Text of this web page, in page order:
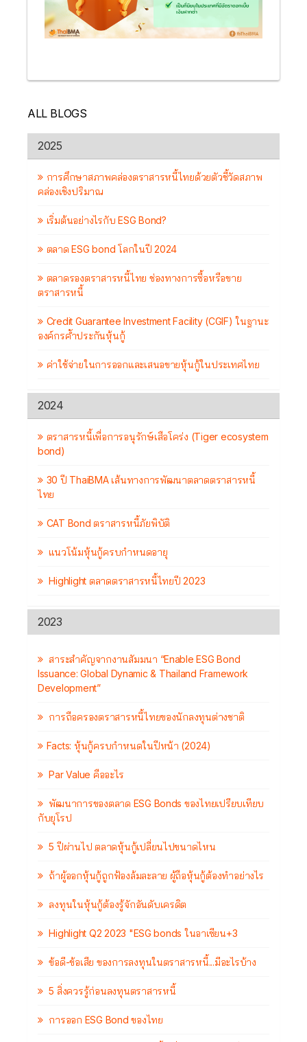
ALL BLOGS
2025
การศึกษาสภาพคล่องตราสารหนี้ไทยด้วยตัวชี้วัดสภาพ
คล่องเชิงปริมาณ
เริ่มต้นอย่างไรกับ ESG Bond?
ตลาด ESG bond โลกในปี 2024
ตลาดรองตราสารหนี้ไทย ช่องทางการซื้อหรือขาย
ตราสารหนี้
Credit Guarantee Investment Facility (CGIF) ในฐานะ
องค์กรค้ำประกันหุ้นกู้
ค่าใช้จ่ายในการออกและเสนอขายหุ้นกู้ในประเทศไทย
2024
ตราสารหนี้เพื่อการอนุรักษ์เสือโคร่ง (Tiger ecosystem
bond)
30 ปี ThaiBMA เส้นทางการพัฒนาตลาดตราสารหนี้
ไทย
CAT Bond ตราสารหนี้ภัยพิบัติ
แนวโน้มหุ้นกู้ครบกำหนดอายุ
Highlight ตลาดตราสารหนี้ไทยปี 2023
2023
สาระสำคัญจากงานสัมมนา “Enable ESG Bond
Issuance: Global Dynamic & Thailand Framework
Development”
การถือครองตราสารหนี้ไทยของนักลงทุนต่างชาติ
Facts: หุ้นกู้ครบกำหนดในปีหน้า (2024)
Par Value คืออะไร
พัฒนาการของตลาด ESG Bonds ของไทยเปรียบเทียบ
กับยุโรป
5 ปีผ่านไป ตลาดหุ้นกู้เปลี่ยนไปขนาดไหน
ถ้าผู้ออกหุ้นกู้ถูกฟ้องล้มละลาย ผู้ถือหุ้นกู้ต้องทำอย่างไร
ลงทุนในหุ้นกู้ต้องรู้จักอันดับเครดิต
Highlight Q2 2023 "ESG bonds ในอาเซียน+3
ข้อดี-ข้อเสีย ของการลงทุนในตราสารหนี้...มีอะไรบ้าง
5 สิ่งควรรู้ก่อนลงทุนตราสารหนี้
การออก ESG Bond ของไทย